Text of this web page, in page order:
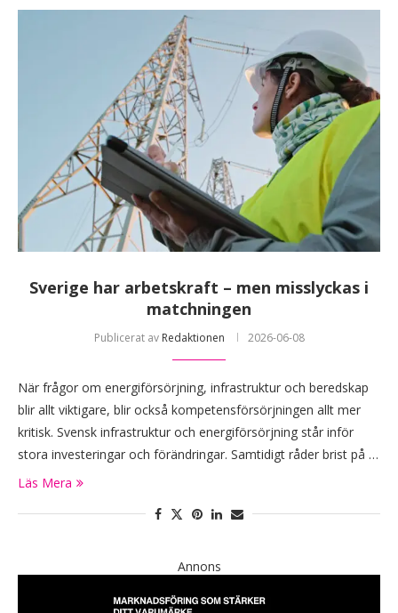
Sverige har arbetskraft – men misslyckas i
matchningen
Publicerat av Redaktionen 2026-06-08
När frågor om energiförsörjning, infrastruktur och beredskap
blir allt viktigare, blir också kompetensförsörjningen allt mer
kritisk. Svensk infrastruktur och energiförsörjning står inför
stora investeringar och förändringar. Samtidigt råder brist på …
Läs Mera
Annons